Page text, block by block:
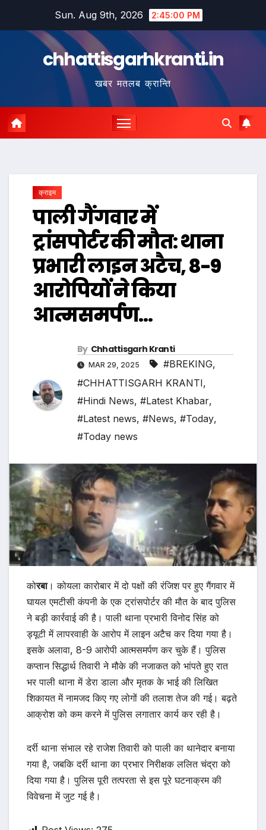
Sun. Aug 9th, 2026 2:45:01 PM
chhattisgarhkranti.in
खबर मतलब क्रान्ति
क्राइम
पाली गैंगवार में
ट्रांसपोर्टर की मौत: थाना
प्रभारी लाइन अटैच, 8-9
आरोपियों ने किया
आत्मसमर्पण…
By Chhattisgarh Kranti
MAR 29, 2025 #BREKING,
#CHHATTISGARH KRANTI,
#Hindi News, #Latest Khabar,
#Latest news, #News, #Today,
#Today news
कोरबा। कोयला कारोबार में दो पक्षों की रंजिश पर हुए गैंगवार में
घायल एमटीसी कंपनी के एक ट्रांसपोर्टर की मौत के बाद पुलिस
ने बड़ी कार्रवाई की है। पाली थाना प्रभारी विनोद सिंह को
ड्यूटी में लापरवाही के आरोप में लाइन अटैच कर दिया गया है।
इसके अलावा, 8-9 आरोपी आत्मसमर्पण कर चुके हैं। पुलिस
कप्तान सिद्धार्थ तिवारी ने मौके की नजाकत को भांपते हुए रात
भर पाली थाना में डेरा डाला और मृतक के भाई की लिखित
शिकायत में नामजद किए गए लोगों की तलाश तेज की गई। बढ़ते
आक्रोश को कम करने में पुलिस लगातार कार्य कर रही है।
दर्री थाना संभाल रहे राजेश तिवारी को पाली का थानेदार बनाया
गया है, जबकि दर्री थाना का प्रभार निरीक्षक ललित चंद्रा को
दिया गया है। पुलिस पूरी तत्परता से इस पूरे घटनाक्रम की
विवेचना में जुट गई है।